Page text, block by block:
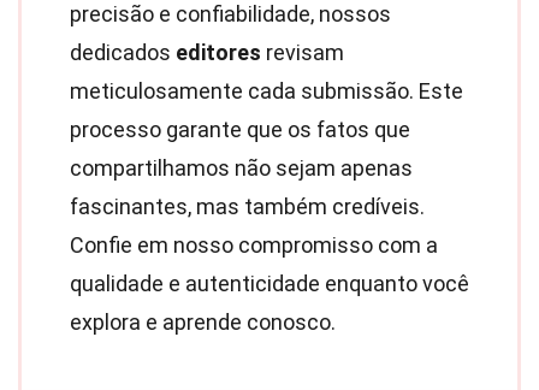
precisão e confiabilidade, nossos
dedicados editores revisam
meticulosamente cada submissão. Este
processo garante que os fatos que
compartilhamos não sejam apenas
fascinantes, mas também credíveis.
Confie em nosso compromisso com a
qualidade e autenticidade enquanto você
explora e aprende conosco.